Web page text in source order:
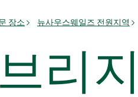
장소 뉴사우스웨일즈 전원지역
리